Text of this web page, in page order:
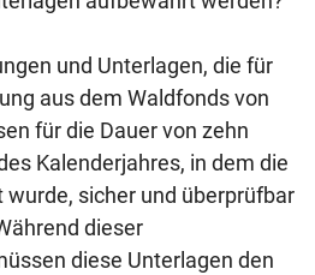
und Unterlagen, die für
aus dem Waldfonds von
für die Dauer von zehn
Kalenderjahres, in dem die
wurde, sicher und überprüfbar
dieser
diese Unterlagen den